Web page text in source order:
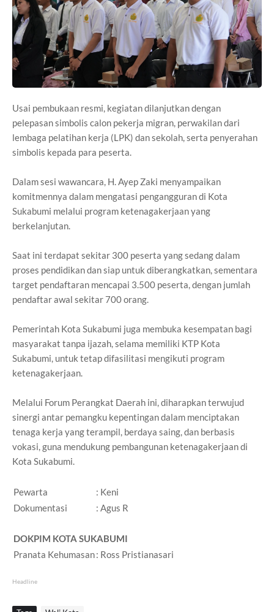
Usai pembukaan resmi, kegiatan dilanjutkan dengan
pelepasan simbolis calon pekerja migran, perwakilan dari
lembaga pelatihan kerja (LPK) dan sekolah, serta penyerahan
simbolis kepada para peserta.
Dalam sesi wawancara, H. Ayep Zaki menyampaikan
komitmennya dalam mengatasi pengangguran di Kota
Sukabumi melalui program ketenagakerjaan yang
berkelanjutan.
Saat ini terdapat sekitar 300 peserta yang sedang dalam
proses pendidikan dan siap untuk diberangkatkan, sementara
target pendaftaran mencapai 3.500 peserta, dengan jumlah
pendaftar awal sekitar 700 orang.
Pemerintah Kota Sukabumi juga membuka kesempatan bagi
masyarakat tanpa ijazah, selama memiliki KTP Kota
Sukabumi, untuk tetap difasilitasi mengikuti program
ketenagakerjaan.
Melalui Forum Perangkat Daerah ini, diharapkan terwujud
sinergi antar pemangku kepentingan dalam menciptakan
tenaga kerja yang terampil, berdaya saing, dan berbasis
vokasi, guna mendukung pembangunan ketenagakerjaan di
Kota Sukabumi.
Pewarta
: Keni
Dokumentasi
: Agus R
DOKPIM KOTA SUKABUMI
Pranata Kehumasan: Ross Pristianasari
Headline